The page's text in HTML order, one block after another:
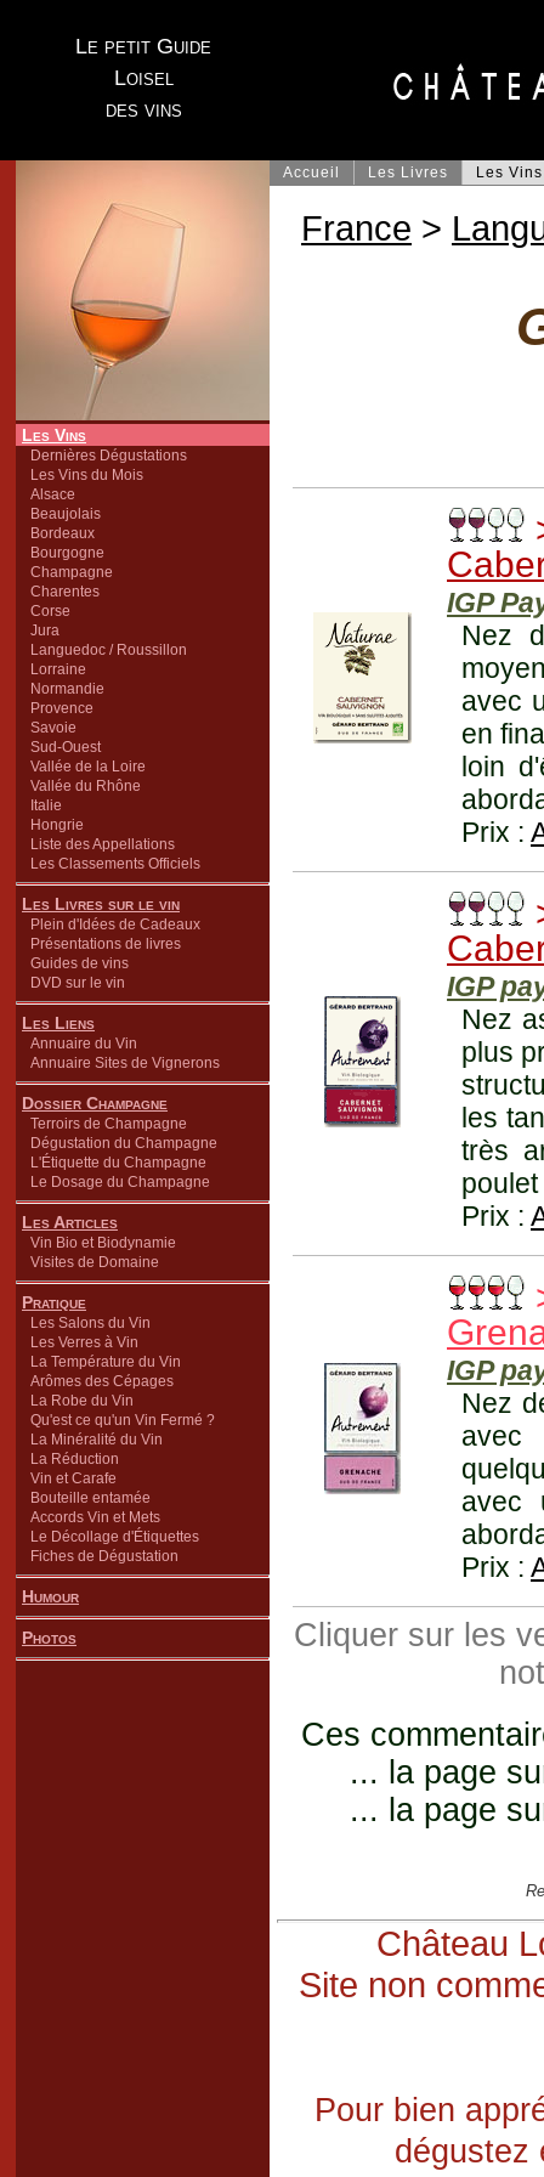
Le petit Guide
Loisel
des vins
Les Vins
Dernières Dégustations
Les Vins du Mois
Alsace
Beaujolais
Bordeaux
Bourgogne
Champagne
Charentes
Corse
Jura
Languedoc / Roussillon
Lorraine
Normandie
Provence
Savoie
Sud-Ouest
Vallée de la Loire
Vallée du Rhône
Italie
Hongrie
Liste des Appellations
Les Classements Officiels
Les Livres sur le vin
Plein d'Idées de Cadeaux
Présentations de livres
Guides de vins
DVD sur le vin
Les Liens
Annuaire du Vin
Annuaire Sites de Vignerons
Dossier Champagne
Terroirs de Champagne
Dégustation du Champagne
L'Étiquette du Champagne
Le Dosage du Champagne
Les Articles
Vin Bio et Biodynamie
Visites de Domaine
Pratique
Les Salons du Vin
Les Verres à Vin
La Température du Vin
Arômes des Cépages
La Robe du Vin
Qu'est ce qu'un Vin Fermé ?
La Minéralité du Vin
La Réduction
Vin et Carafe
Bouteille entamée
Accords Vin et Mets
Le Décollage d'Étiquettes
Fiches de Dégustation
Humour
Photos
Accueil Les Livres Les Vins
France >
IGP
Nez
avec
en
loin
Prix :
IGP
Nez
plus
les
très
Prix :
IGP
Nez
avec
avec
Prix :
Cliquer sur les
Ces
... la page
... la page
Château
Site non
Pour bien
dégustez